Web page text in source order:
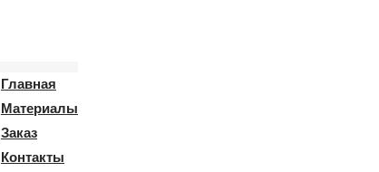
Главная
Материалы
Заказ
Контакты